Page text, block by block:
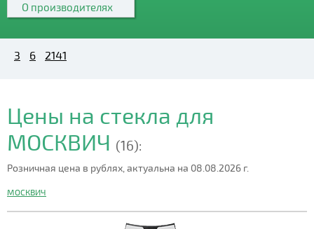
О производителях
3 6 2141
Цены на стекла для
МОСКВИЧ (16):
Розничная цена в рублях, актуальна на 08.08.2026 г.
МОСКВИЧ